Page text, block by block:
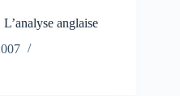
anglaise